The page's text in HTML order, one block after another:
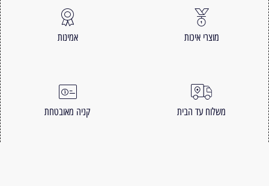
מוצרי איכות אמינות
משלוח עד הבית קניה מאובטחת